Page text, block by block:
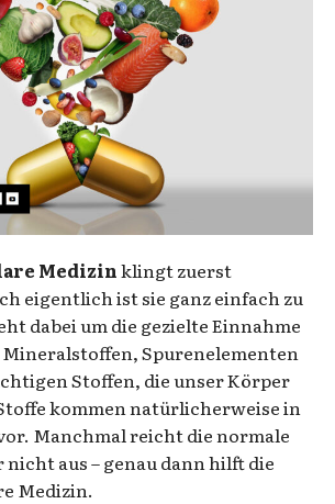
Medizinklingt zuerst
eigentlich ist sie ganz einfach zu
dabei um die gezielte Einnahme
Spurenelementen
Stoffen, die unser Körper
kommen natürlicherweise in
Manchmal reicht die normale
aus – genau dann hilft die
Medizin.